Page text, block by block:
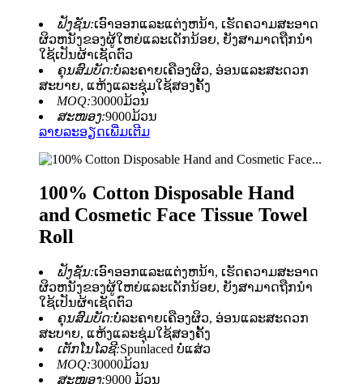
ຟັງຊັນ:ເອົາອອກແລະແຕ່ງຫນ້າ, ເຮັດຄວາມສະອາດ
ຜິວຫນັງຂອງຜູ້ໃຫຍ່ແລະເດັກນ້ອຍ, ຍັງສາມາດຖືກນໍາ
ໃຊ້ເປັນຜ້າເຊັດຕົວ
ຄຸນສົມບັດ:ບໍ່ລະຄາຍເຄືອງຜິວ, ອ່ອນແລະສະດວກ
ສະບາຍ, ແຫ້ງແລະຊຸ່ມໃຊ້ສອງຄັ້ງ
MOQ:30000ມ້ວນ
ສະໜອງ:9000ມ້ວນ
ລາຍລະອຽດເພີ່ມເຕີມ
100% Cotton Disposable Hand
and Cosmetic Face Tissue Towel
Roll
ຟັງຊັນ:ເອົາອອກແລະແຕ່ງຫນ້າ, ເຮັດຄວາມສະອາດ
ຜິວຫນັງຂອງຜູ້ໃຫຍ່ແລະເດັກນ້ອຍ, ຍັງສາມາດຖືກນໍາ
ໃຊ້ເປັນຜ້າເຊັດຕົວ
ຄຸນສົມບັດ:ບໍ່ລະຄາຍເຄືອງຜິວ, ອ່ອນແລະສະດວກ
ສະບາຍ, ແຫ້ງແລະຊຸ່ມໃຊ້ສອງຄັ້ງ
ເຕັກໂນໂລຊີ:Spunlaced ບໍ່ແສ່ວ
MOQ:30000ມ້ວນ
ສະໜອງ:9000 ມ້ວນ